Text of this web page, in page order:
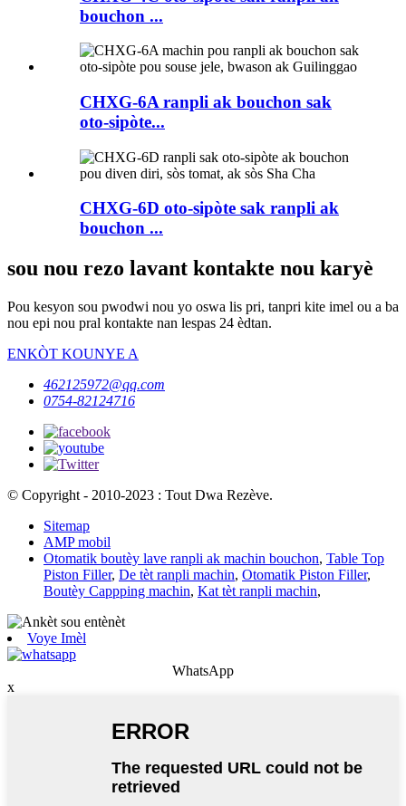
bouchon ...
CHXG-6A ranpli ak bouchon sak
oto-sipòte...
CHXG-6D oto-sipòte sak ranpli ak
bouchon ...
sou nou rezo lavant kontakte nou karyè
Pou kesyon sou pwodwi nou yo oswa lis pri, tanpri kite imel ou a ba
nou epi nou pral kontakte nan lespas 24 èdtan.
ENKÒT KOUNYE A
462125972@qq.com
0754-82124716
© Copyright - 2010-2023 : Tout Dwa Rezève.
Sitemap
AMP mobil
Otomatik boutèy lave ranpli ak machin bouchon, Table Top
Piston Filler, De tèt ranpli machin, Otomatik Piston Filler,
Boutèy Cappping machin, Kat tèt ranpli machin,
Voye Imèl
WhatsApp
x